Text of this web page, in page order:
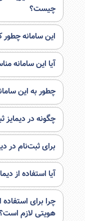
چیست؟
این سامانه
آیا این سامانه
چطور به این
چگونه در دیمایز
برای ثبت‌نام در
آیا استفاده از
چرا برای
هویتی لازم است؟